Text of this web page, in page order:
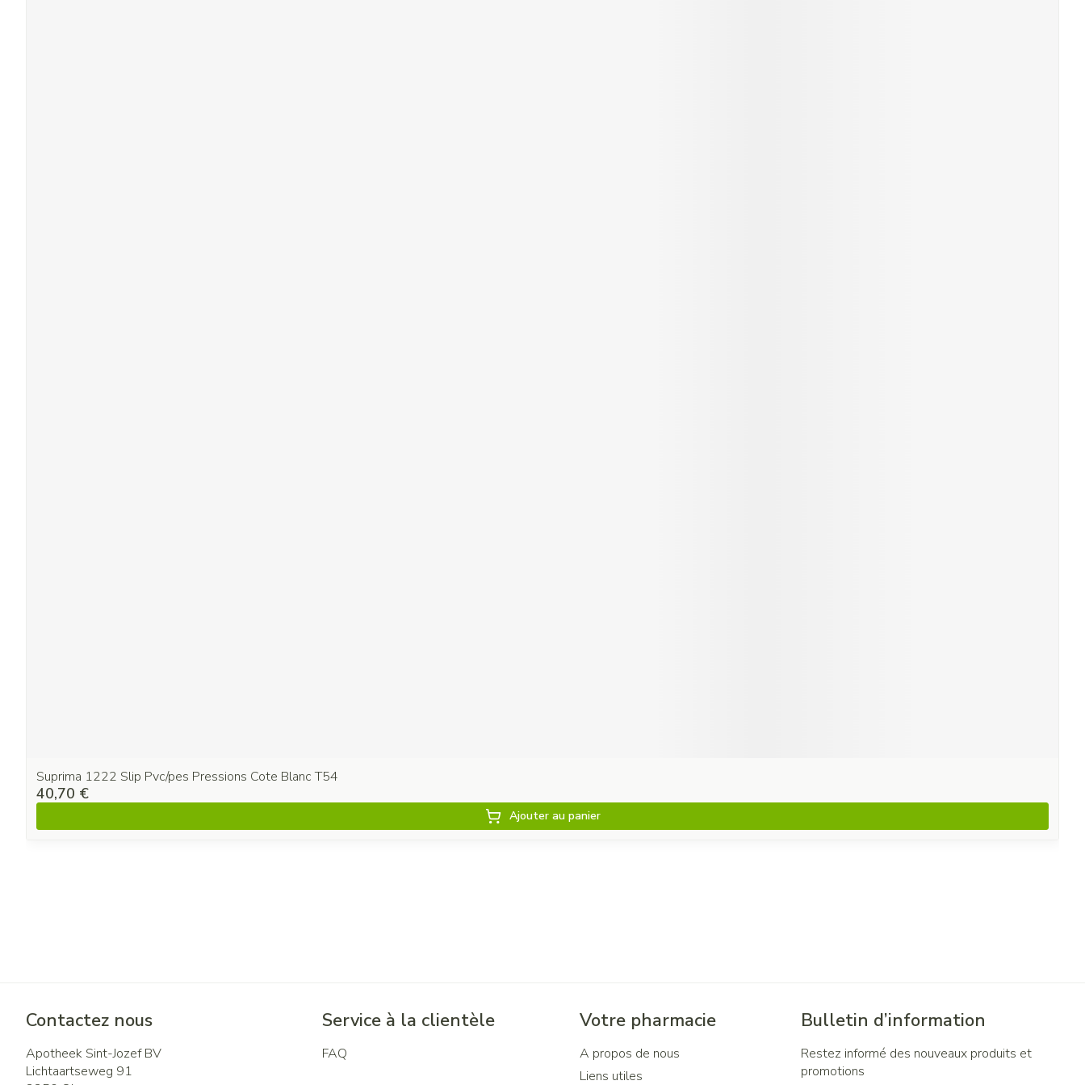
Suprima 1222 Slip Pvc/pes Pressions Cote Blanc T54
40,70 €
Ajouter au panier
Contactez nous
Apotheek Sint-Jozef BV
Lichtaartseweg 91
Service à la clientèle
FAQ
Votre pharmacie
A propos de nous
Liens utiles
Bulletin d’information
Restez informé des nouveaux produits et
promotions